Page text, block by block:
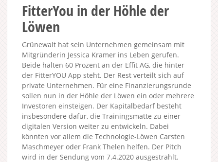
FitterYou in der Höhle der
Löwen
Grünewalt hat sein Unternehmen gemeinsam mit
Mitgründerin Jessica Kramer ins Leben gerufen.
Beide halten 60 Prozent an der Effit AG, die hinter
der FitterYOU App steht. Der Rest verteilt sich auf
private Unternehmen. Für eine Finanzierungsrunde
sollen nun in der Höhle der Löwen ein oder mehrere
Investoren einsteigen. Der Kapitalbedarf besteht
insbesondere dafür, die Trainingsmatte zu einer
digitalen Version weiter zu entwickeln. Dabei
könnten vor allem die Technologie-Löwen Carsten
Maschmeyer oder Frank Thelen helfen. Der Pitch
wird in der Sendung vom 7.4.2020 ausgestrahlt.